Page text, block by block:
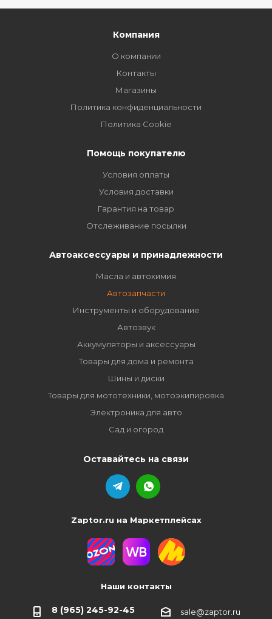
Компания
О компании
Контакты
Магазины
Политика конфиденциальности
Политика Cookie
Помощь покупателю
Условия оплаты
Условия доставки
Гарантия на товар
Отслеживание посылки
Автоаксессуары и принадлежности
Масла и автохимия
Автозапчасти
Инструменты и оборудование
Автозвук
Аккумуляторы и аксессуары
Товары для дома и ремонта
Шины и диски
Товары для мототехники, мотоэкипировка
Электроника для авто
Сад и огород
Оставайтесь на связи
Zaptor.ru на Маркетплейсах
Наши контакты
8 (965) 245-92-45 sale@zaptor.ru